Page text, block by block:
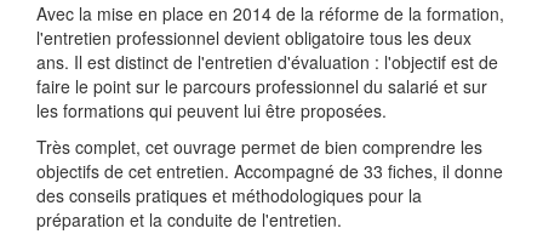
Avec la mise en place en 2014 de la réforme de la formation,
l'entretien professionnel devient obligatoire tous les deux
ans. Il est distinct de l'entretien d'évaluation : l'objectif est de
faire le point sur le parcours professionnel du salarié et sur
les formations qui peuvent lui être proposées.
Très complet, cet ouvrage permet de bien comprendre les
objectifs de cet entretien. Accompagné de 33 fiches, il donne
des conseils pratiques et méthodologiques pour la
préparation et la conduite de l'entretien.